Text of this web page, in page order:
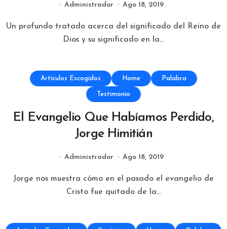
Administrador Ago 18, 2019
Un profundo tratado acerca del significado del Reino de
Dios y su significado en la...
Artículos Escogidos Home Palabra
Testimonio
El Evangelio Que Habíamos Perdido,
Jorge Himitián
Administrador Ago 18, 2019
Jorge nos muestra cómo en el pasado el evangelio de
Cristo fue quitado de la...